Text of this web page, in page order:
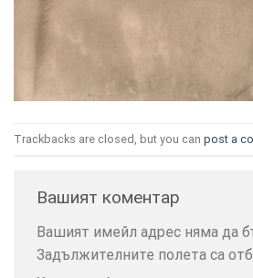
Trackbacks are closed, but you can post a
Вашият коментар
Вашият имейл адрес няма да
Задължителните полета са
× ИЗПОЛЗВА
ПОВЕЧЕ
ДА
НАМЕРИТЕ
ТУК.